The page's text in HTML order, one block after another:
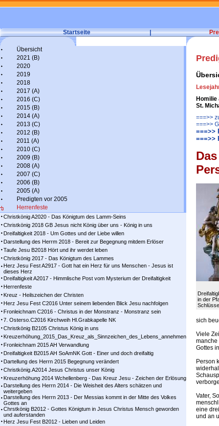
Startseite |
Übersicht
2021 (B)
2020
2019
2018
2017 (A)
2016 (C)
2015 (B)
2014 (A)
2013 (C)
2012 (B)
2011 (A)
2010 (C)
2009 (B)
2008 (A)
2007 (C)
2006 (B)
2005 (A)
Predigten vor 2005
Herrenfeste
Christkönig A2020 - Das Königtum des Lamm-Seins
Christkönig 2018 GB Jesus nicht König über uns - König in uns
Dreifaltigkeit 2018 - Um Gottes und der Liebe willen
Darstellung des Herrm 2018 - Bereit zur Begegnung mitdem Erlöser
Taufe Jesu B2018 Hört und ihr werdet leben
Christkönig 2017 - Das Königtum des Lammes
Herz Jesu Fest A2917 - Gott hat ein Herz für uns Menschen - Jesus ist
dieses Herz
Dreifaltigkeit A2017 - Himmlische Post vom Mysterium der Dreifaltigkeit
Herrenfeste
Kreuz - Heilszeichen der Christen
Herz Jesu Fest C2016 Unter seinem liebenden Blick Jesu nachfolgen
Fronleichnam C2016 - Christus in der Monstranz - Monstranz sein
7. Osterso.C2016 Kirchweih Hl.Grabkapelle NK
Christkönig B2105 Christus König in uns
Kreuzerhöhung_2015_Das_Kreuz_als_Sinnzeichen_des_Lebens_annehmen
Fronleichnam 2015 AH Verwandlung
Dreifaltigkeit B2015 AH SoAmNK Gott - Einer und doch dreifaltig
Dartellung des Herrn 2015 Begegnung verändert
Christkönig.A2014 Jesus Christus unser König
Kreuzerhöhung 2014 Wchellenberg - Das Kreuz Jesu - Zeichen der Erlösung
Darstellung des Herrn 2014 - Die Weisheit des Alters schätzen und
weitergeben
Darstellung des Herrn 2013 - Der Messias kommt in der Mitte des Volkes
Gottes an
Chrstkönig B2012 - Gottes Königtum in Jesus Christus Mensch geworden
und auferstanden
Herz Jesu Fest B2012 - Lieben und Leiden
St.
===>>
===>>
===>>
===>>
in der
sich
Viele
manche
Gottes
Person
Vater,
eine
und an